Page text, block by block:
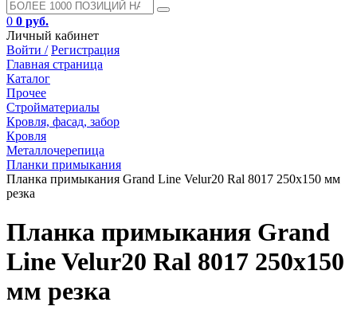
0 0 руб.
Личный кабинет
Войти / Регистрация
Главная страница
Каталог
Прочее
Стройматериалы
Кровля, фасад, забор
Кровля
Металлочерепица
Планки примыкания
Планка примыкания Grand Line Velur20 Ral 8017 250х150 мм
резка
Планка примыкания Grand
Line Velur20 Ral 8017 250х150
мм резка